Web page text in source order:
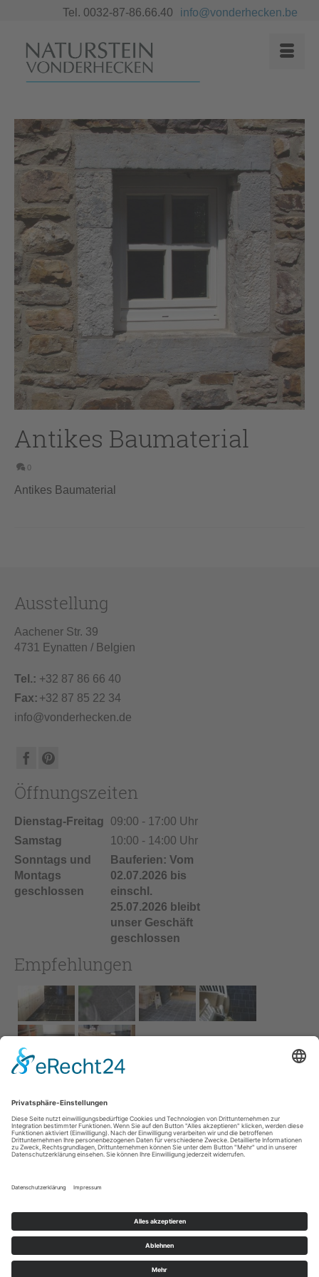
Tel. 0032-87-86.66.40 info@vonderhecken.be
Antikes Baumaterial
0
Antikes Baumaterial
Ausstellung
Aachener Str. 39
4731 Eynatten / Belgien
Tel.: +32 87 86 66 40
Fax: +32 87 85 22 34
info@vonderhecken.de
Öffnungszeiten
Dienstag-Freitag
09:00 - 17:00 Uhr
Samstag
10:00 - 14:00 Uhr
Sonntags und
Montags
geschlossen
Bauferien: Vom
02.07.2026 bis
einschl.
25.07.2026 bleibt
unser Geschäft
geschlossen
Empfehlungen
Impressum
AGB
Service
Cookie-Einstellungen Home Kontakt